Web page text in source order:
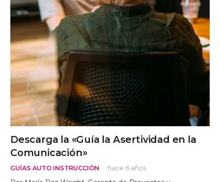
Descarga la «Guía la Asertividad en la
Comunicación»
GUÍAS AUTO INSTRUCCIÓN hace 6 años